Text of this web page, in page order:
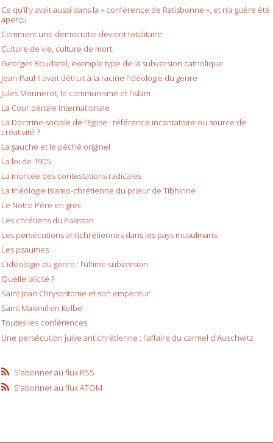
Ce qu’il y avait aussi dans la « conférence de Ratisbonne », et n’a guère été
aperçu
Comment une democratie devient totalitaire
Culture de vie, culture de mort.
Georges Boudarel, exemple type de la subversion catholique
Jean-Paul II avait détruit à la racine l’idéologie du genre
Jules Monnerot, le communisme et l’islam
La Cour pénale internationale
La Doctrine sociale de l’Eglise : référence incantatoire ou source de
créativité ?
La gauche et le péché originel
La loi de 1905
La montée des contestations radicales
La théologie islamo-chrétienne du prieur de Tibhirine
Le Notre Père en grec
Les chrétiens du Pakistan
Les persécutions antichrétiennes dans les pays musulmans
Les psaumes
L’idéologie du genre : l’ultime subversion
Quelle laïcité ?
Saint Jean Chrysostome et son empereur
Saint Maximilien Kolbe
Toutes les conférences
Une persécution juive antichrétienne : l'affaire du carmel d'Auschwitz
S'abonner au flux RSS
S'abonner au flux ATOM